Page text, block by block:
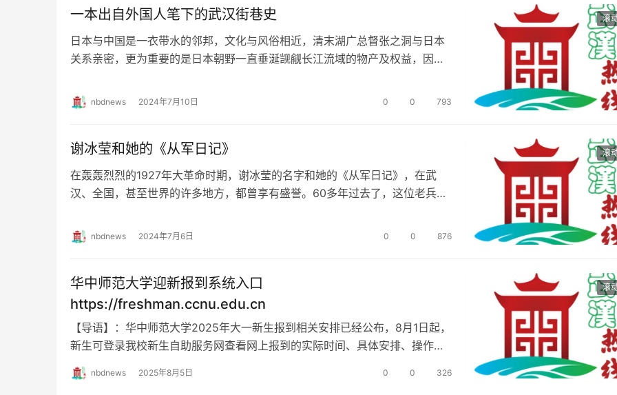
滚
一本出自外国人笔下的武汉街巷史
日本与中国是一衣带水的邻邦，文化与风俗相近，清末湖广总督张之洞与日本
关系亲密，更为重要的是日本朝野一直垂涎觊觎长江流域的物产及权益，因此
nbdnews 2024年7月10日 0 0 793
滚
谢冰莹和她的《从军日记》
在轰轰烈烈的1927年大革命时期，谢冰莹的名字和她的《从军日记》，在武
汉、全国，甚至世界的许多地方，都曾享有盛誉。60多年过去了，这位老兵还
nbdnews 2024年7月6日 0 0 876
滚
华中师范大学迎新报到系统入口
https://freshman.ccnu.edu.cn
【导语】：华中师范大学2025年大一新生报到相关安排已经公布，8月1日起，
新生可登录我校新生自助服务网查看网上报到的实际时间、具体安排、操作指
南和流程具体内容。迎新报到系统入口及网…
nbdnews 2025年8月5日 0 0 326